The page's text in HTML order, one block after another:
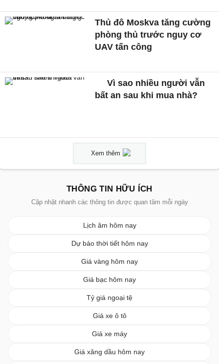
Thủ đô Moskva tăng cường
phòng thủ trước nguy cơ
UAV tấn công
Vì sao nhiều người vẫn
bất an sau khi mua nhà?
Xem thêm
THÔNG TIN HỮU ÍCH
Cập nhật nhanh các thông tin được quan tâm mỗi ngày
Lịch âm hôm nay
Dự báo thời tiết hôm nay
Giá vàng hôm nay
Giá bạc hôm nay
Tỷ giá ngoại tệ
Giá xe ô tô
Giá xe máy
Giá xăng dầu hôm nay